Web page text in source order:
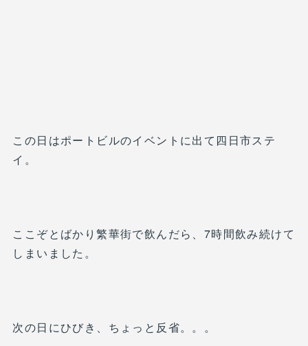
この日はポートビルのイベントに出て四日市ステ
イ。
ここぞとばかり繁華街で飲んだら、7時間飲み続けて
しまいました。
次の日にひびき、ちょっと反省。。。